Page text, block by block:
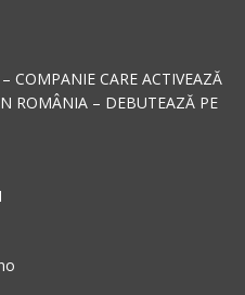
COMPANIE CARE ACTIVEAZĂ
ROMÂNIA – DEBUTEAZĂ PE